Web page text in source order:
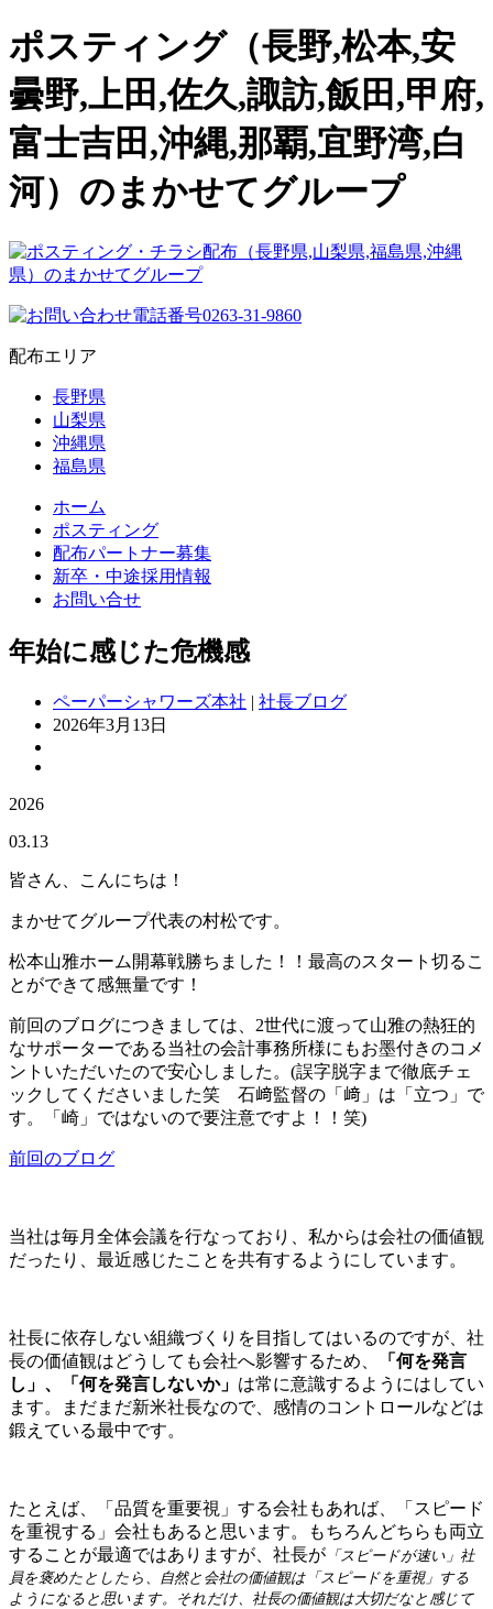
ポスティング（長野,松本,安
曇野,上田,佐久,諏訪,飯田,甲府,
富士吉田,沖縄,那覇,宜野湾,白
河）のまかせてグループ
配布エリア
長野県
山梨県
沖縄県
福島県
ホーム
ポスティング
配布パートナー募集
新卒・中途採用情報
お問い合せ
年始に感じた危機感
ペーパーシャワーズ本社 | 社長ブログ
2026年3月13日
2026
03.13
皆さん、こんにちは！
まかせてグループ代表の村松です。
松本山雅ホーム開幕戦勝ちました！！最高のスタート切るこ
とができて感無量です！
前回のブログにつきましては、2世代に渡って山雅の熱狂的
なサポーターである当社の会計事務所様にもお墨付きのコメ
ントいただいたので安心しました。(誤字脱字まで徹底チェ
ックしてくださいました笑 石﨑監督の「﨑」は「立つ」で
す。「崎」ではないので要注意ですよ！！笑)
前回のブログ
当社は毎月全体会議を行なっており、私からは会社の価値観
だったり、最近感じたことを共有するようにしています。
社長に依存しない組織づくりを目指してはいるのですが、社
長の価値観はどうしても会社へ影響するため、
「何を発言
し」、「何を発言しないか」 は常に意識するようにはしてい
ます。まだまだ新米社長なので、感情のコントロールなどは
鍛えている最中です。
たとえば、「品質を重要視」する会社もあれば、「スピード
を重視する」会社もあると思います。もちろんどちらも両立
することが最適ではありますが、社長が 「スピードが速い」社
員を褒めたとしたら、自然と会社の価値観は「スピードを重視」する
ようになると思います。それだけ、社長の価値観は大切だなと感じて